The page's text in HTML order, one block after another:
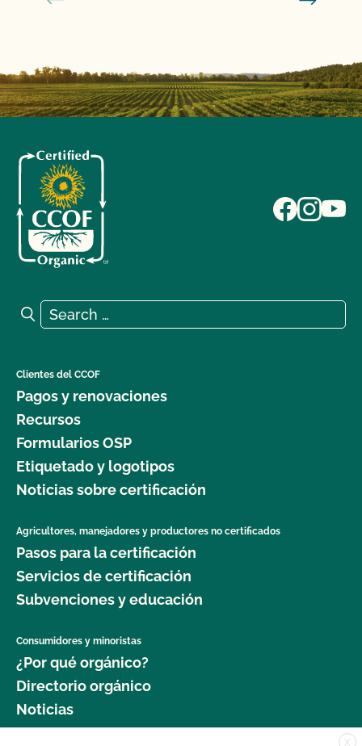
Search for:
Search
Clientes del CCOF
Pagos y renovaciones
Recursos
Formularios OSP
Etiquetado y logotipos
Noticias sobre certificación
Agricultores, manejadores y productores no certificados
Pasos para la certificación
Servicios de certificación
Subvenciones y educación
Consumidores y minoristas
¿Por qué orgánico?
Directorio orgánico
Noticias
X